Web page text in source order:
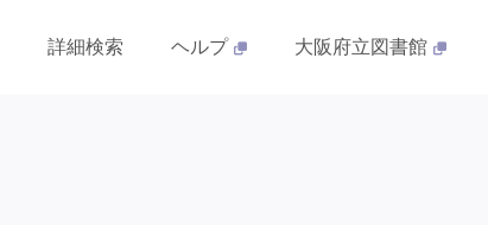
詳細検索 ヘルプ 大阪府立図書館